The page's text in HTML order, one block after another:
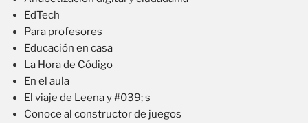
EdTech
Para profesores
Educación en casa
La Hora de Código
En el aula
El viaje de Leena y #039; s
Conoce al constructor de juegos